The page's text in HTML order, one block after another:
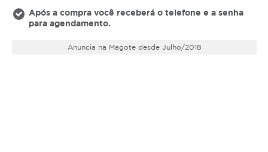
Após a compra você receberá o telefone e a senha
para agendamento.
Anuncia na Magote desde Julho/2018